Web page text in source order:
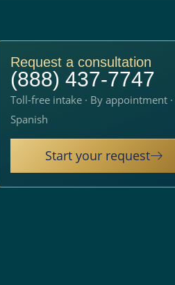
Request a consultation
(888) 437-7747
Toll-free intake · By appointment
Spanish
Start your request